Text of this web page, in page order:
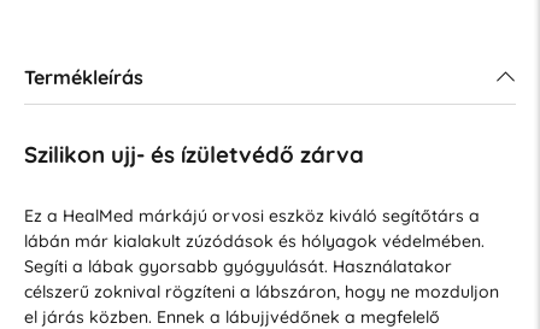
Termékleírás
Szilikon ujj- és ízületvédő zárva
Ez a HealMed márkájú orvosi eszköz kiváló segítőtárs a
lábán már kialakult zúzódások és hólyagok védelmében.
Segíti a lábak gyorsabb gyógyulását. Használatakor
célszerű zoknival rögzíteni a lábszáron, hogy ne mozduljon
el járás közben. Ennek a lábujjvédőnek a megfelelő